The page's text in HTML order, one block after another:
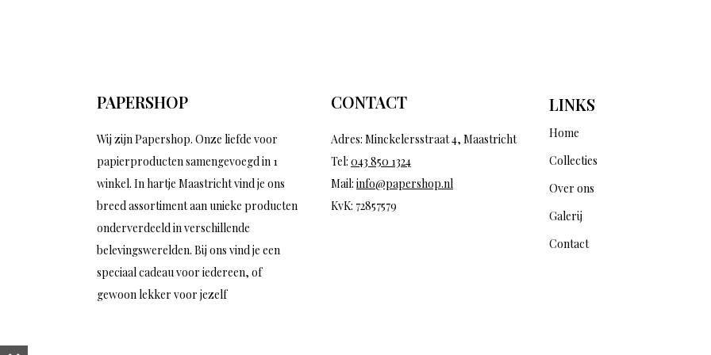
PAPERSHOP
Wij zijn Papershop. Onze liefde voor
papierproducten samengevoegd in 1
winkel. In hartje Maastricht vind je ons
breed assortiment aan unieke producten
onderverdeeld in verschillende
belevingswerelden. Bij ons vind je een
speciaal cadeau voor iedereen, of
gewoon lekker voor jezelf
CONTACT
Adres: Minckelersstraat 4, Maastricht
Tel: 043 850 1324
Mail: info@papershop.nl
KvK: 72857579
LINKS
Home
Collecties
Over ons
Galerij
Contact